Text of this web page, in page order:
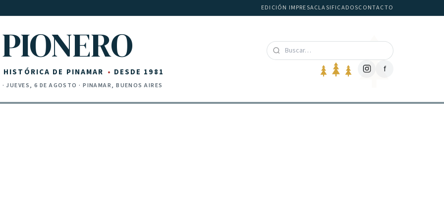
EDICIÓN IMPRESACLASIFICADOSCONTACTO
PIONERO
HISTÓRICA DE PINAMAR DESDE 1981
·JUEVES, 6 DE AGOSTO · PINAMAR, BUENOS AIRES
f